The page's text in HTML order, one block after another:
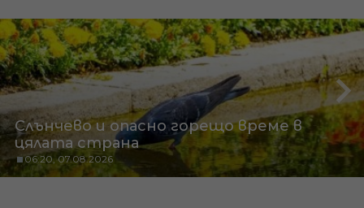
Слънчево и опасно горещо време в
цялата страна
06:20, 07.08.2026